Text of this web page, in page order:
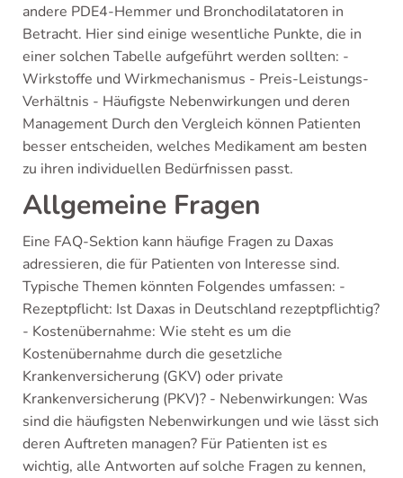
andere PDE4-Hemmer und Bronchodilatatoren in
Betracht. Hier sind einige wesentliche Punkte, die in
einer solchen Tabelle aufgeführt werden sollten: -
Wirkstoffe und Wirkmechanismus - Preis-Leistungs-
Verhältnis - Häufigste Nebenwirkungen und deren
Management Durch den Vergleich können Patienten
besser entscheiden, welches Medikament am besten
zu ihren individuellen Bedürfnissen passt.
Allgemeine Fragen
Eine FAQ-Sektion kann häufige Fragen zu Daxas
adressieren, die für Patienten von Interesse sind.
Typische Themen könnten Folgendes umfassen: -
Rezeptpflicht: Ist Daxas in Deutschland rezeptpflichtig?
- Kostenübernahme: Wie steht es um die
Kostenübernahme durch die gesetzliche
Krankenversicherung (GKV) oder private
Krankenversicherung (PKV)? - Nebenwirkungen: Was
sind die häufigsten Nebenwirkungen und wie lässt sich
deren Auftreten managen? Für Patienten ist es
wichtig, alle Antworten auf solche Fragen zu kennen,